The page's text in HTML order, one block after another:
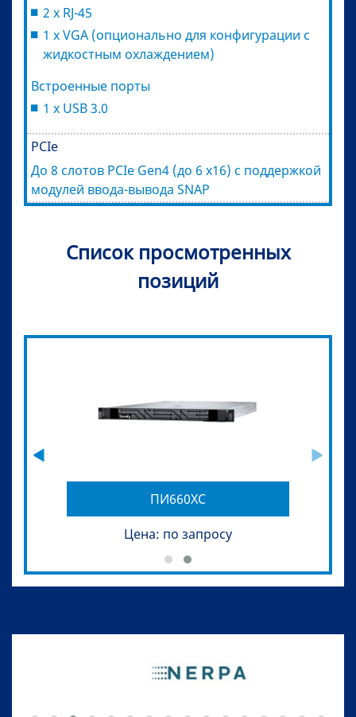
2 x RJ-45
1 x VGA (опционально для конфигурации с
жидкостным охлаждением)
Встроенные порты
1 x USB 3.0
PCIe
До 8 слотов PCIe Gen4 (до 6 x16) с поддержкой
модулей ввода-вывода SNAP
Список просмотренных
позиций
ПИ660ХС
Цена: по запросу
‹ ›